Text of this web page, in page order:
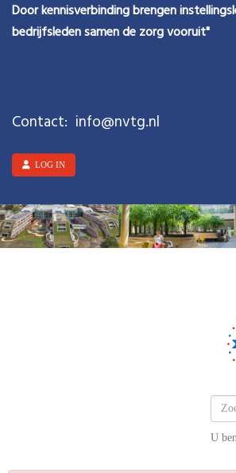
Door kennisverbinding brengen
bedrijfsleden samen de zorg vooruit"
Contact: ofni@nvtg.nl
LOG IN
U